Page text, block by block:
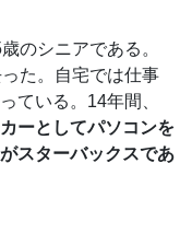
のシニアである。
た。自宅では仕事
ている。14年間、
ーとしてパソコンを
スターバックスであ